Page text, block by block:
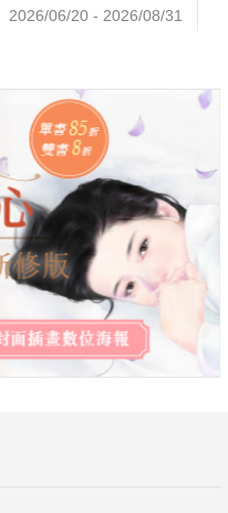
2026/06/20 - 2026/08/31